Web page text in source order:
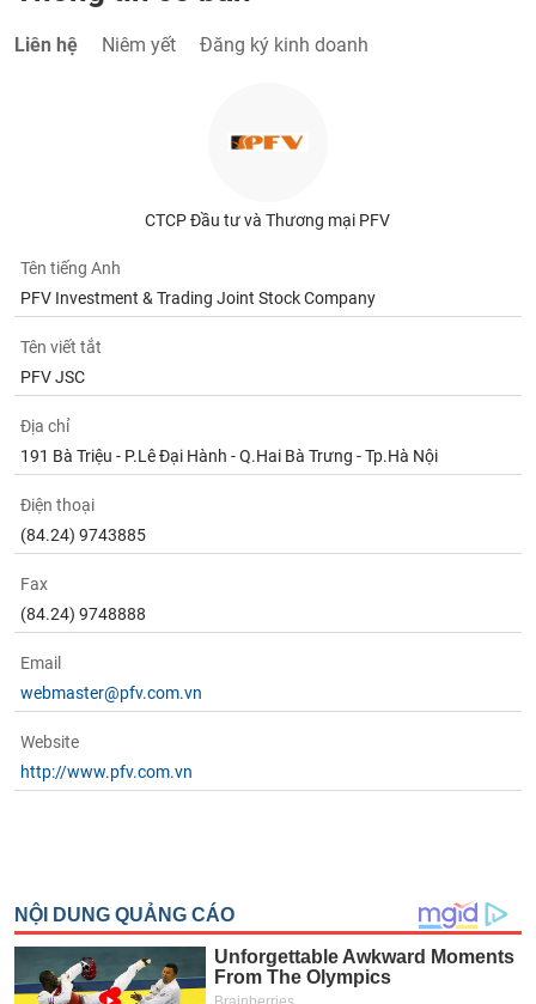
Liên hệ Niêm yết Đăng ký kinh doanh
CTCP Đầu tư và Thương mại PFV
Tên tiếng Anh
PFV Investment & Trading Joint Stock Company
Tên viết tắt
PFV JSC
Địa chỉ
191 Bà Triệu - P.Lê Đại Hành - Q.Hai Bà Trưng - Tp.Hà Nội
Điện thoại
(84.24) 9743885
Fax
(84.24) 9748888
Email
webmaster@pfv.com.vn
Website
http://www.pfv.com.vn